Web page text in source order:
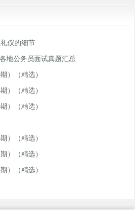
仪的细节
地公务员面试真题汇总
）（精选）
）（精选）
）（精选）
）（精选）
）（精选）
）（精选）